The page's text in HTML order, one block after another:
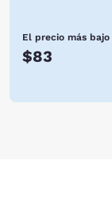
El precio más bajo
$83